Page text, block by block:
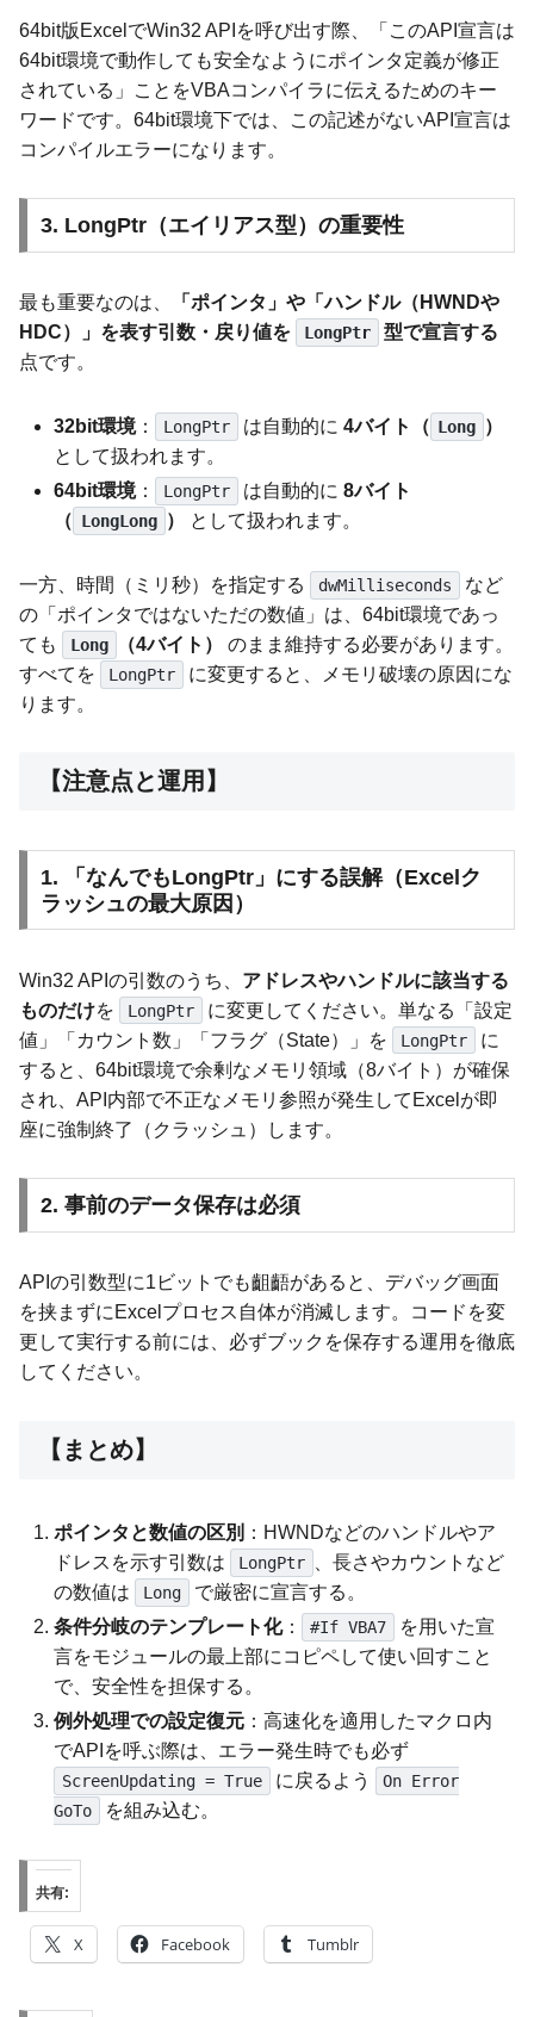
64bit版ExcelでWin32 APIを呼び出す際、「このAPI宣言は
64bit環境で動作しても安全なようにポインタ定義が修正
されている」ことをVBAコンパイラに伝えるためのキー
ワードです。64bit環境下では、この記述がないAPI宣言は
コンパイルエラーになります。
3. LongPtr（エイリアス型）の重要性
最も重要なのは、
「ポインタ」や「ハンドル（HWNDや
HDC）」を表す引数・戻り値を
LongPtr
型で宣言する
点です。
32bit環境： LongPtr は自動的に 4バイト（ Long ）
として扱われます。
64bit環境： LongPtr は自動的に 8バイト
（ LongLong ） として扱われます。
一方、時間（ミリ秒）を指定する dwMilliseconds
など
の「ポインタではないただの数値」は、64bit環境であっ
ても
Long （4バイト）
のまま維持する必要があります。
すべてを
LongPtr
に変更すると、メモリ破壊の原因にな
ります。
【注意点と運用】
1. 「なんでもLongPtr」にする誤解（Excelク
ラッシュの最大原因）
Win32 APIの引数のうち、 アドレスやハンドルに該当する
ものだけを LongPtr
に変更してください。単なる「設定
値」「カウント数」「フラグ（State）」を
LongPtr
に
すると、64bit環境で余剰なメモリ領域（8バイト）が確保
され、API内部で不正なメモリ参照が発生してExcelが即
座に強制終了（クラッシュ）します。
2. 事前のデータ保存は必須
APIの引数型に1ビットでも齟齬があると、デバッグ画面
を挟まずにExcelプロセス自体が消滅します。コードを変
更して実行する前には、必ずブックを保存する運用を徹底
してください。
【まとめ】
ポインタと数値の区別 ：HWNDなどのハンドルやア
ドレスを示す引数は
LongPtr
、長さやカウントなど
の数値は
Long
で厳密に宣言する。
条件分岐のテンプレート化： #If VBA7
を用いた宣
言をモジュールの最上部にコピペして使い回すこと
で、安全性を担保する。
例外処理での設定復元 ：高速化を適用したマクロ内
でAPIを呼ぶ際は、エラー発生時でも必ず
ScreenUpdating = True に戻るよう
On Error
GoTo
を組み込む。
共有:
X Facebook Tumblr